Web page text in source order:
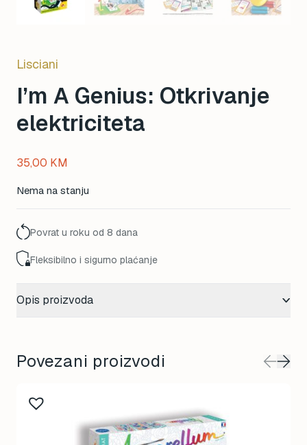
Lisciani
I’m A Genius: Otkrivanje
elektriciteta
35,00 KM
Nema na stanju
Povrat u roku od 8 dana
Fleksibilno i sigurno plaćanje
Opis proizvoda
Povezani proizvodi